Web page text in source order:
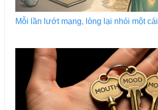
Mỗi lần lướt mạng, lòng lại nhói một cái